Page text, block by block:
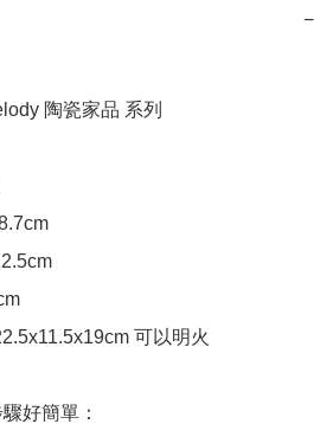
−
陶瓷家品 系列
可以明火
好簡單：